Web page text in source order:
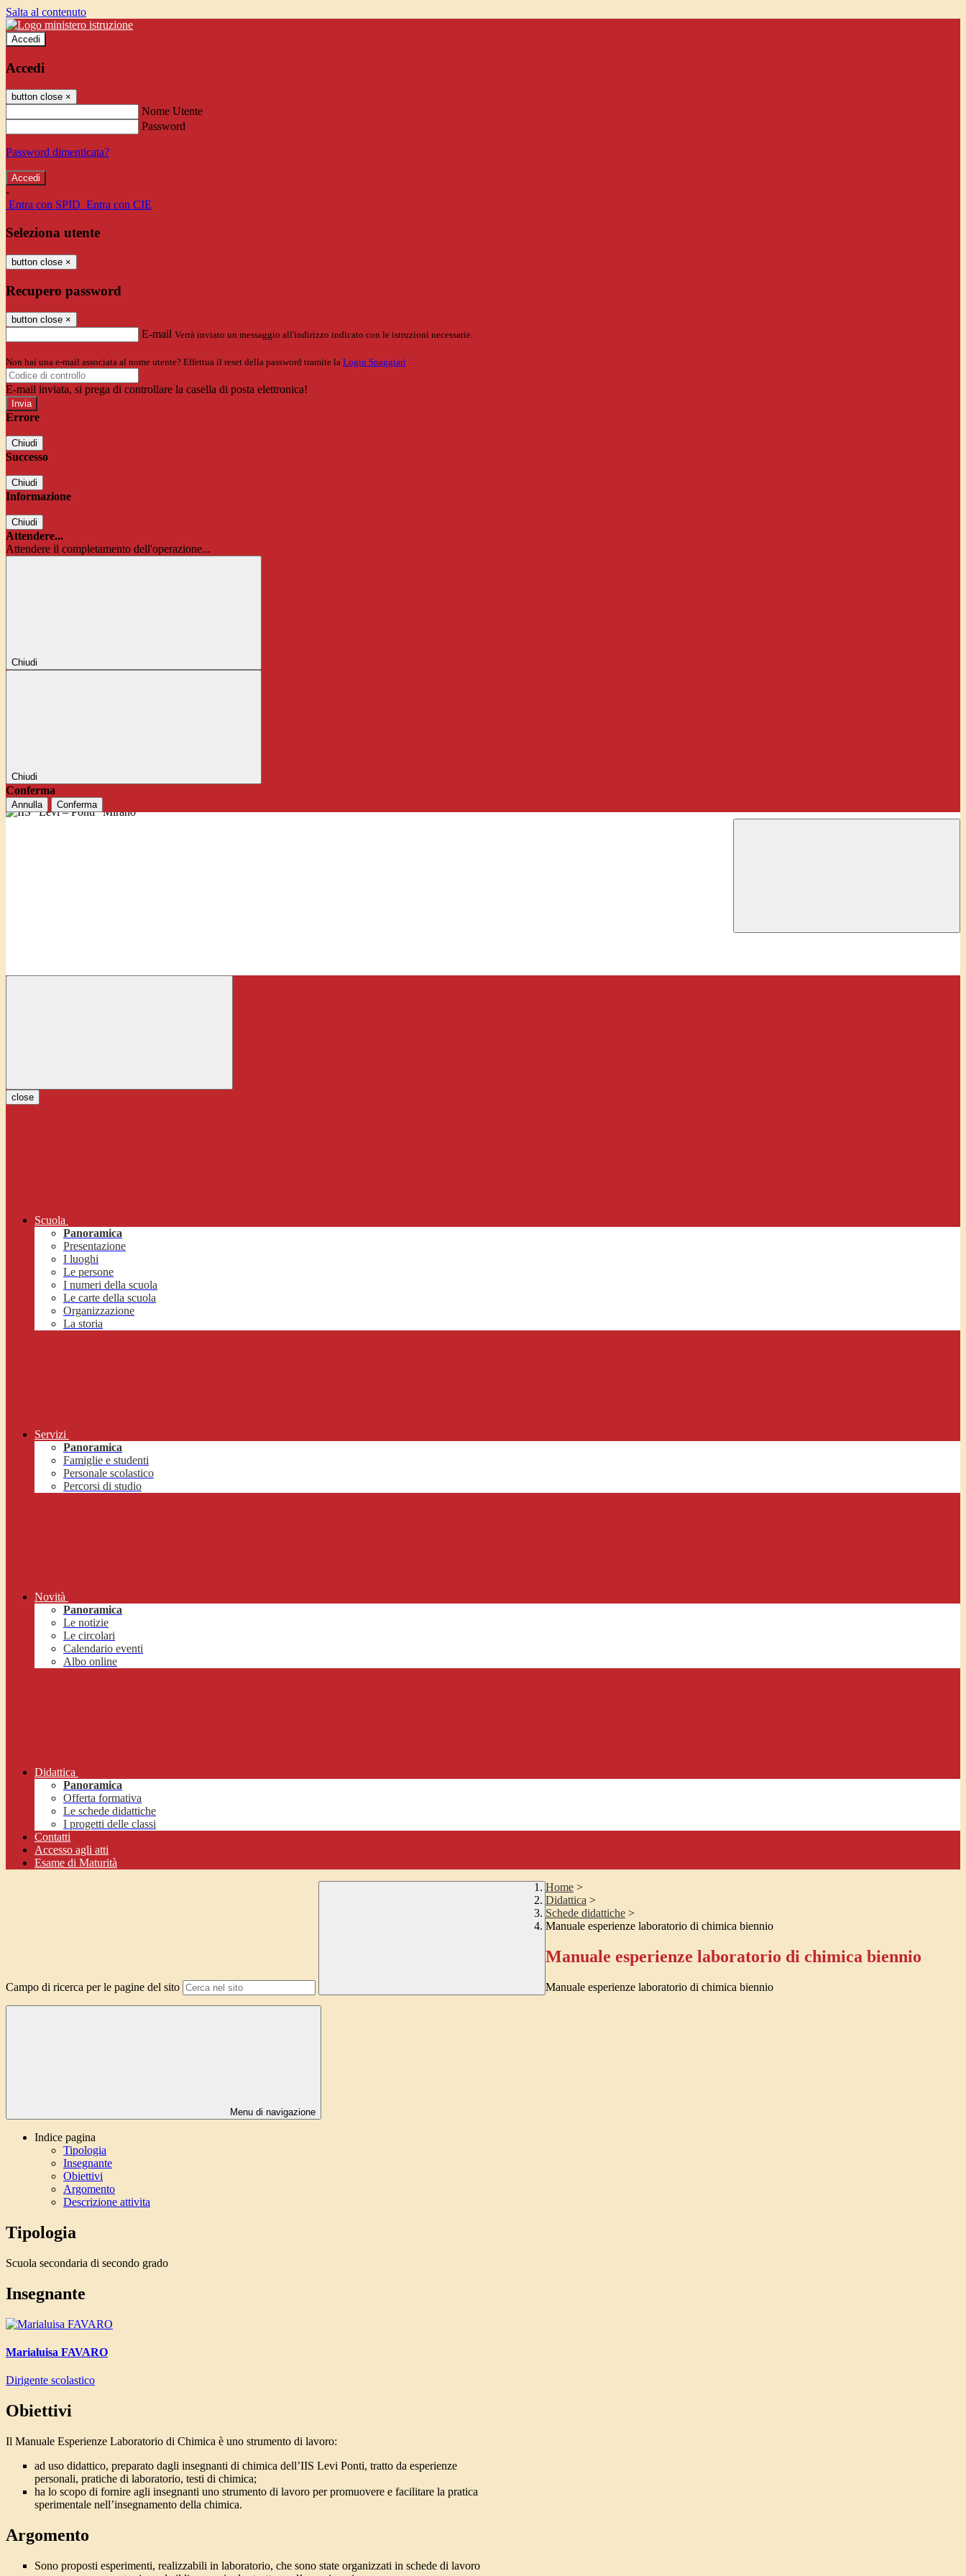
Salta al contenuto
Accedi
Accedi
button close ×
Nome Utente
Password
Password dimenticata?
-
Entra con SPID Entra con CIE
Seleziona utente
button close ×
Recupero password
button close ×
E-mail Verrà inviato un messaggio all'indirizzo indicato con le istruzioni necessarie.
Non hai una e-mail associata al nome utente? Effettua il reset della password tramite la Login Spaggiari
E-mail inviata, si prega di controllare la casella di posta elettronica!
Errore
Chiudi
Successo
Chiudi
Informazione
Chiudi
Attendere...
Attendere il completamento dell'operazione...
Chiudi
Chiudi
Conferma
Annulla Conferma
close
Scuola
Panoramica
Presentazione
I luoghi
Le persone
I numeri della scuola
Le carte della scuola
Organizzazione
La storia
Servizi
Panoramica
Famiglie e studenti
Personale scolastico
Percorsi di studio
Novità
Panoramica
Le notizie
Le circolari
Calendario eventi
Albo online
Didattica
Panoramica
Offerta formativa
Le schede didattiche
I progetti delle classi
Contatti
Accesso agli atti
Esame di Maturità
Campo di ricerca per le pagine del sito
Home >
Didattica >
Schede didattiche >
Manuale esperienze laboratorio di chimica biennio
Manuale esperienze laboratorio di chimica biennio
Manuale esperienze laboratorio di chimica biennio
Menu di navigazione
Indice pagina
Tipologia
Insegnante
Obiettivi
Argomento
Descrizione attivita
Tipologia
Scuola secondaria di secondo grado
Insegnante
Marialuisa FAVARO
Dirigente scolastico
Obiettivi
Il Manuale Esperienze Laboratorio di Chimica è uno strumento di lavoro:
ad uso didattico, preparato dagli insegnanti di chimica dell’IIS Levi Ponti, tratto da esperienze
personali, pratiche di laboratorio, testi di chimica;
ha lo scopo di fornire agli insegnanti uno strumento di lavoro per promuovere e facilitare la pratica
sperimentale nell’insegnamento della chimica.
Argomento
Sono proposti esperimenti, realizzabili in laboratorio, che sono state organizzati in schede di lavoro